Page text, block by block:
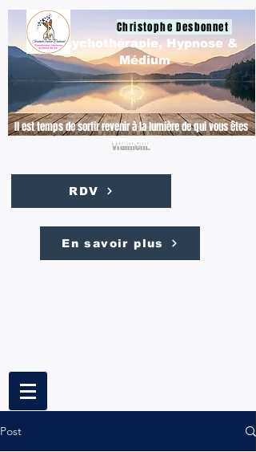
Christophe Desbonnet
Il est temps de sortir revenir à la lumière de qui vous êtes
vraiment.
Psychothérapie, Hypnose &
Médium
RDV
En savoir plus
Post